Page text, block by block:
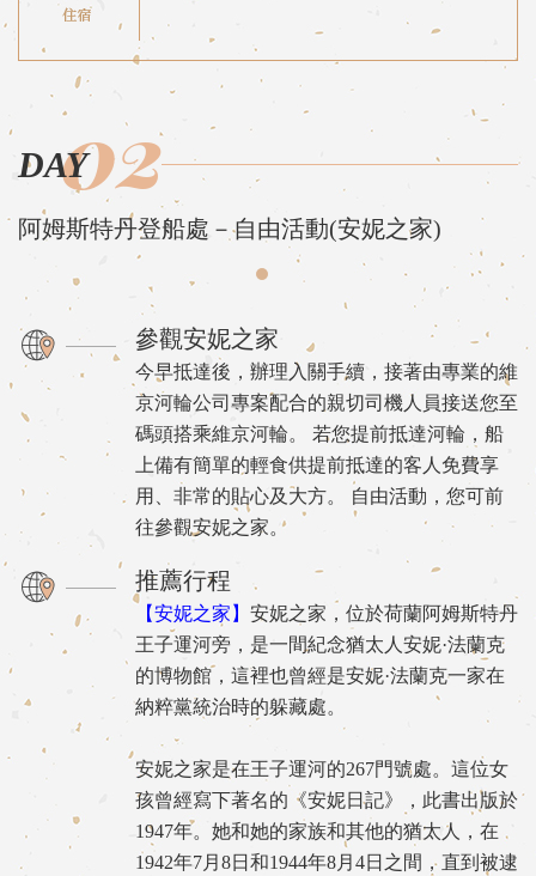
DAY02
阿姆斯特丹登船處－自由活動(安妮之家)
參觀安妮之家
今早抵達後，辦理入關手續，接著由專業的維
京河輪公司專案配合的親切司機人員接送您至
碼頭搭乘維京河輪。 若您提前抵達河輪，船
上備有簡單的輕食供提前抵達的客人免費享
用、非常的貼心及大方。 自由活動，您可前
往參觀安妮之家。
推薦行程
【安妮之家】 安妮之家，位於荷蘭阿姆斯特丹
王子運河旁，是一間紀念猶太人安妮·法蘭克
的博物館，這裡也曾經是安妮·法蘭克一家在
納粹黨統治時的躲藏處。
安妮之家是在王子運河的267門號處。這位女
孩曾經寫下著名的《安妮日記》，此書出版於
1947年。她和她的家族和其他的猶太人，在
1942年7月8日和1944年8月4日之間，直到被逮